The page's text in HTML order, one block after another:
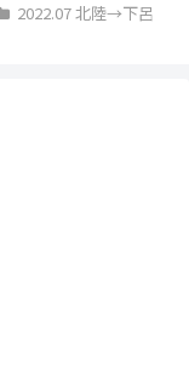
2022.07 北陸→下呂